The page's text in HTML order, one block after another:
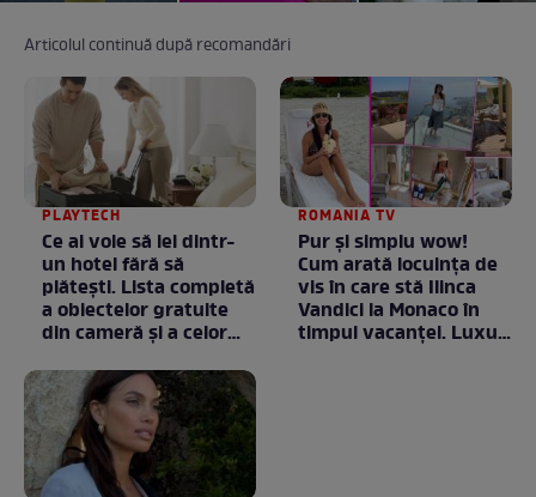
Articolul continuă după recomandări
PLAYTECH
Ce ai voie să iei dintr-
un hotel fără să
plătești. Lista completă
a obiectelor gratuite
din cameră și a celor
proprietatea unității
ROMANIA TV
Pur și simplu wow!
Cum arată locuința de
vis în care stă Ilinca
Vandici la Monaco în
timpul vacanței. Luxul